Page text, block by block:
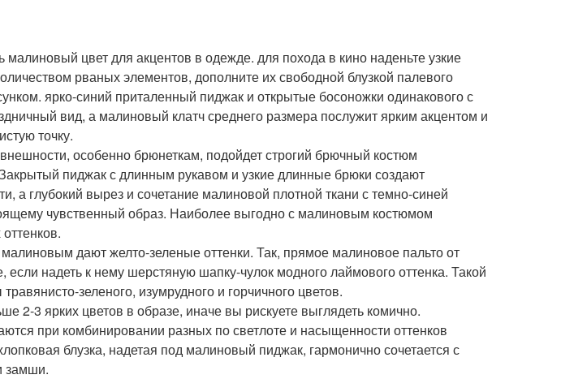
малиновый цвет для акцентов в одежде. для похода в кино наденьте узкие
рваных элементов, дополните их свободной блузкой палевого
ярко-синий приталенный пиджак и открытые босоножки одинакового с
вид, а малиновый клатч среднего размера послужит ярким акцентом и
точку.
особенно брюнеткам, подойдет строгий брючный костюм
пиджак с длинным рукавом и узкие длинные брюки создают
а глубокий вырез и сочетание малиновой плотной ткани с темно-синей
чувственный образ. Наиболее выгодно с малиновым костюмом
дают желто-зеленые оттенки. Так, прямое малиновое пальто от
надеть к нему шерстяную шапку-чулок модного лаймового оттенка. Такой
зеленого, изумрудного и горчичного цветов.
2-3 ярких цветов в образе, иначе вы рискуете выглядеть комично.
при комбинировании разных по светлоте и насыщенности оттенков
блузка, надетая под малиновый пиджак, гармонично сочетается с
замши.